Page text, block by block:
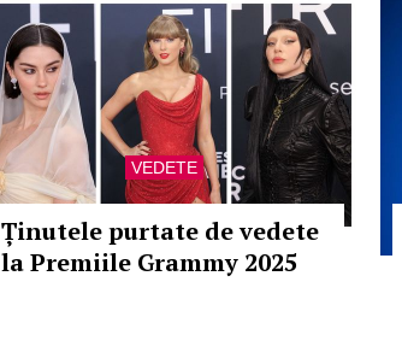
VEDETE
Ținutele purtate de vedete
la Premiile Grammy 2025